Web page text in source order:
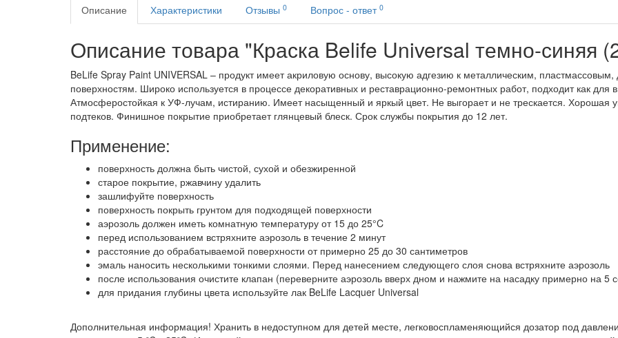
Описание
Характеристики Отзывы 0 Вопрос - ответ 0
Описание товара "Краска Belife Universal темно-синяя
BeLife Spray Paint UNIVERSAL – продукт имеет акриловую основу, высокую адгезию к металлическим,
поверхностям. Широко используется в процессе декоративных и реставрационно-ремонтных работ, подходит как для
Атмосферостойкая к УФ-лучам, истиранию. Имеет насыщенный и яркый цвет. Не выгорает и не трескается. Хорошая
подтеков. Финишное покрытие приобретает глянцевый блеск. Срок службы покрытия до 12 лет.
Применение:
поверхность должна быть чистой, сухой и обезжиренной
старое покрытие, ржавчину удалить
зашлифуйте поверхность
поверхность покрыть грунтом для подходящей поверхности
аэрозоль должен иметь комнатную температуру от 15 до 25°C
перед использованием встряхните аэрозоль в течение 2 минут
расстояние до обрабатываемой поверхности от примерно 25 до 30 сантиметров
эмаль наносить несколькими тонкими слоями. Перед нанесением следующего слоя снова встряхните аэрозоль
после использования очистите клапан (переверните аэрозоль вверх дном и нажмите на насадку примерно на 5
для придания глубины цвета используйте лак BeLife Lacquer Universal
Дополнительная информация! Хранить в недоступном для детей месте, легковоспламеняющийся дозатор под